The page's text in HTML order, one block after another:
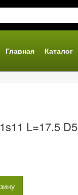
Главная Каталог
L=17.5 D5